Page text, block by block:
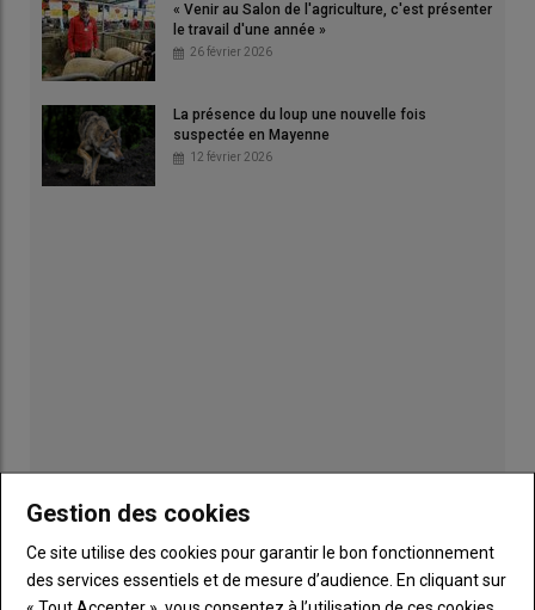
« Venir au Salon de l'agriculture, c'est présenter
le travail d'une année »
26 février 2026
La présence du loup une nouvelle fois
suspectée en Mayenne
12 février 2026
Gestion des cookies
Ce site utilise des cookies pour garantir le bon fonctionnement
des services essentiels et de mesure d’audience. En cliquant sur